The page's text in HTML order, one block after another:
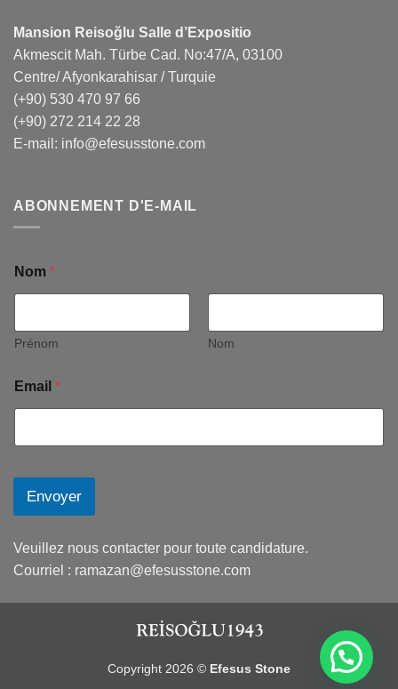
Mansion Reisoğlu Salle d’Expositio
Akmescit Mah. Türbe Cad. No:47/A, 03100
Centre/ Afyonkarahisar / Turquie
(+90) 530 470 97 66
(+90) 272 214 22 28
E-mail: info@efesusstone.com
ABONNEMENT D'E-MAIL
Nom *
Prénom Nom
Email *
Envoyer
Veuillez nous contacter pour toute candidature.
Courriel : ramazan@efesusstone.com
Copyright 2026 © Efesus Stone